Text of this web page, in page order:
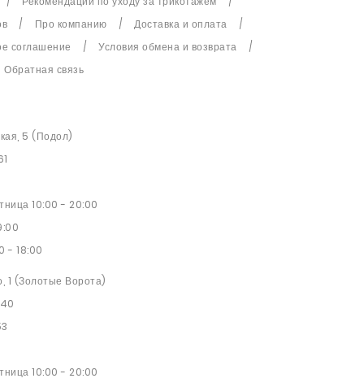
Про компанию
Доставка и оплата
соглашение
Условия обмена и возврата
Обратная связь
5 (Подол)
10:00 - 20:00
- 18:00
1 (Золотые Ворота)
10:00 - 20:00